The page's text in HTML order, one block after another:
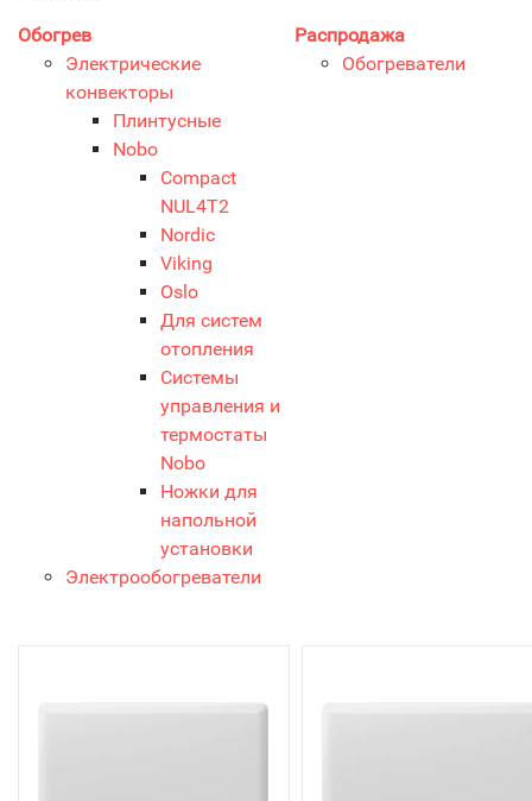
Обогрев
Электрические
конвекторы
Плинтусные
Nobo
Compact
NUL4T2
Nordic
Viking
Oslo
Для систем
отопления
Системы
управления и
термостаты
Nobo
Ножки для
напольной
установки
Электрообогреватели
Распродажа
Обогреватели